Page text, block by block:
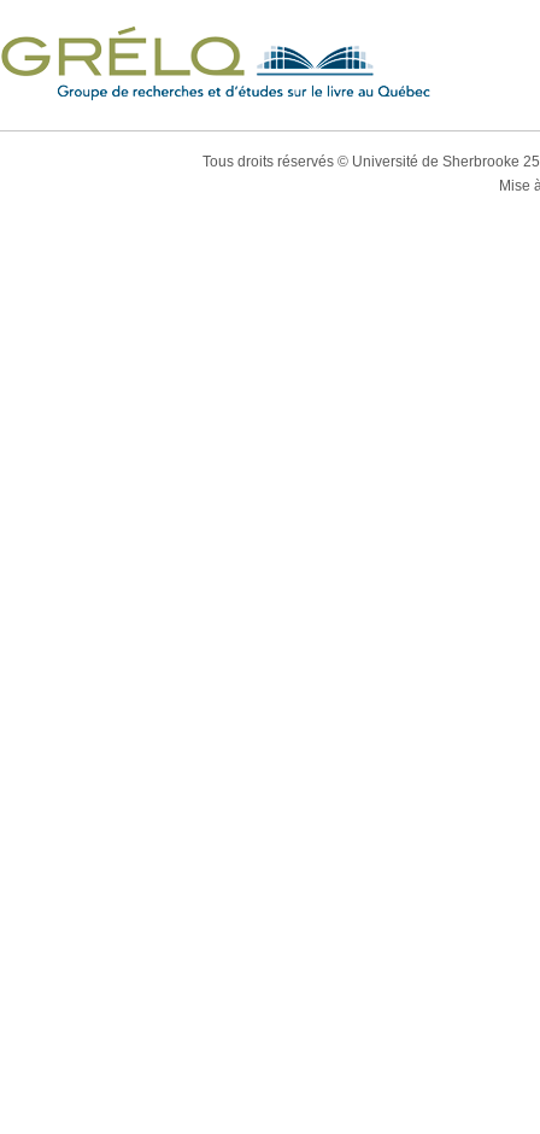
Tous droits réservés © Université de Sherbrooke
Mise